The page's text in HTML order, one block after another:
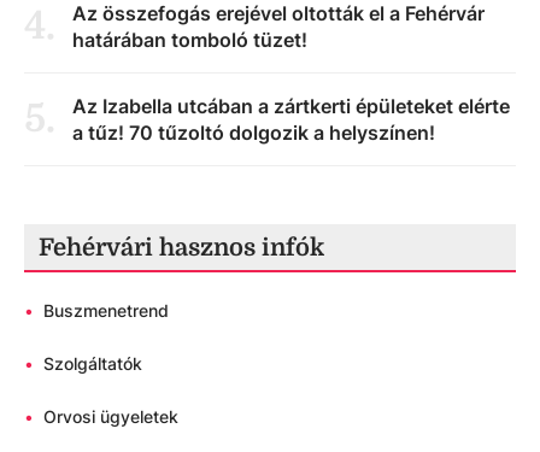
4.
Az összefogás erejével oltották el a Fehérvár
határában tomboló tüzet!
5.
Az Izabella utcában a zártkerti épületeket elérte
a tűz! 70 tűzoltó dolgozik a helyszínen!
Fehérvári hasznos infók
• Buszmenetrend
• Szolgáltatók
• Orvosi ügyeletek